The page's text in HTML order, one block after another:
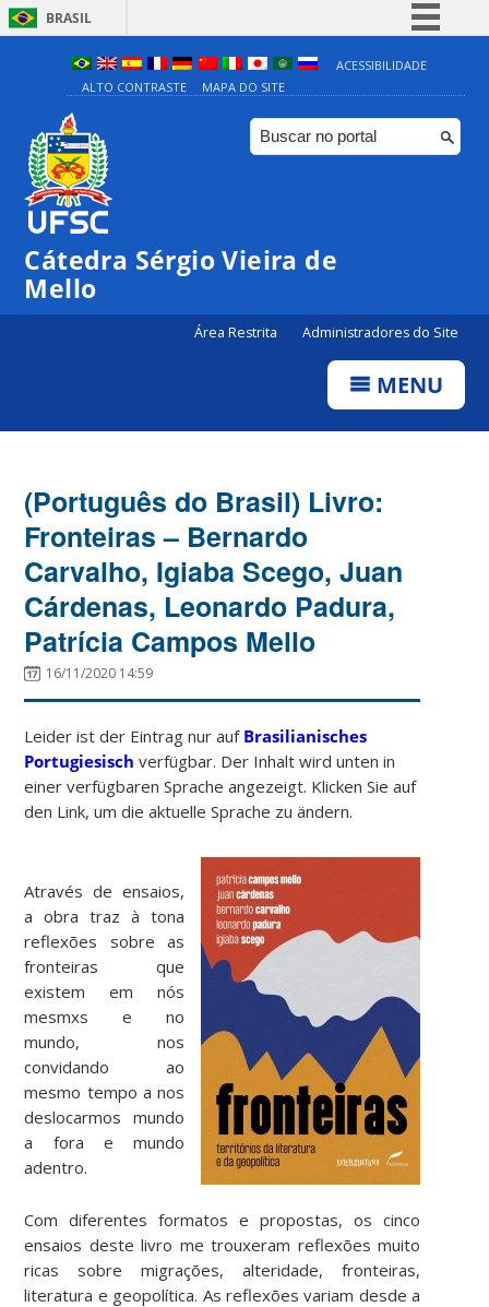
BRASIL
Simplifique!
Comunica BR
Participe
ACESSIBILIDADE
ALTO CONTRASTE
MAPA DO SITE
Cátedra Sérgio Vieira de
Mello
Área Restrita Administradores do Site
MENU
(Português do Brasil) Livro:
Fronteiras – Bernardo
Carvalho, Igiaba Scego, Juan
Cárdenas, Leonardo Padura,
Patrícia Campos Mello
16/11/2020 14:59
Leider ist der Eintrag nur auf Brasilianisches
Portugiesisch verfügbar. Der Inhalt wird unten in
einer verfügbaren Sprache angezeigt. Klicken Sie auf
den Link, um die aktuelle Sprache zu ändern.
Através de ensaios,
a obra traz à tona
reflexões sobre as
fronteiras que
existem em nós
mesmxs e no
mundo, nos
convidando ao
mesmo tempo a nos
deslocarmos mundo
a fora e mundo
adentro.
Com diferentes formatos e propostas, os cinco
ensaios deste livro me trouxeram reflexões muito
ricas sobre migrações, alteridade, fronteiras,
literatura e geopolítica. As reflexões variam desde a